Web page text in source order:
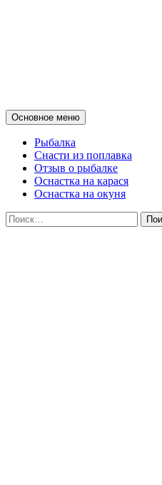
Поиск
Основное меню Перейти
к
Рыбалка
Снасти из поплавка
Отзыв о рыбалке
Оснастка на карася
Оснастка на окуня
Найти: